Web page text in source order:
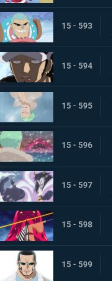
15 - 593
15 - 594
15 - 595
15 - 596
15 - 597
15 - 598
15 - 599